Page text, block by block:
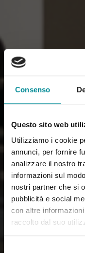
Consenso
Questo sito web
Utilizziamo i cookie
annunci, per fornire
analizzare il nostro
informazioni sul
nostri partner che si
pubblicità e social
con altre
raccolto dal suo